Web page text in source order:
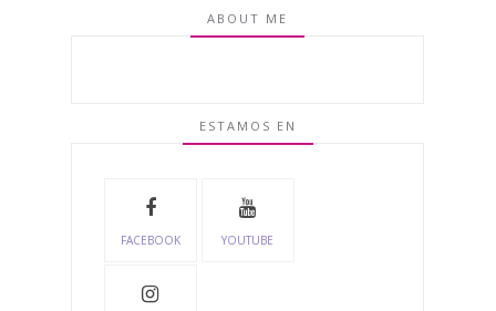
ABOUT ME
ESTAMOS EN
FACEBOOK YOUTUBE